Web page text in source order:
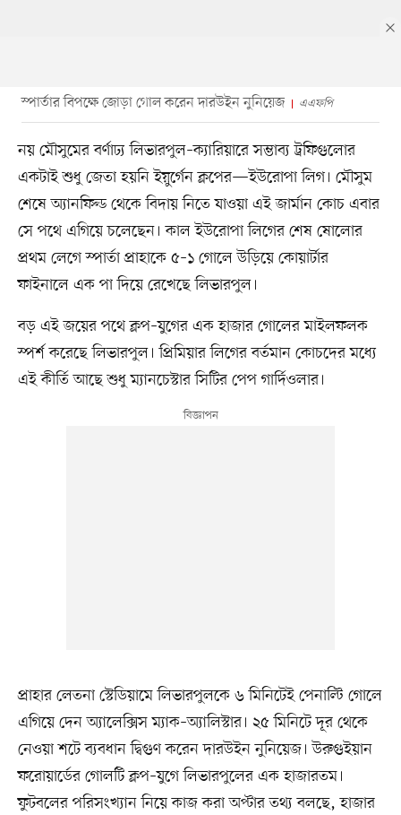
স্পার্তার বিপক্ষে জোড়া গোল করেন দারউইন নুনিয়েজ এএফপি
নয় মৌসুমের বর্ণাঢ্য লিভারপুল–ক্যারিয়ারে সম্ভাব্য ট্রফিগুলোর
একটাই শুধু জেতা হয়নি ইয়ুর্গেন ক্লপের—ইউরোপা লিগ। মৌসুম
শেষে অ্যানফিল্ড থেকে বিদায় নিতে যাওয়া এই জার্মান কোচ এবার
সে পথে এগিয়ে চলেছেন। কাল ইউরোপা লিগের শেষ ষোলোর
প্রথম লেগে স্পার্তা প্রাহাকে ৫–১ গোলে উড়িয়ে কোয়ার্টার
ফাইনালে এক পা দিয়ে রেখেছে লিভারপুল।
বড় এই জয়ের পথে ক্লপ–যুগের এক হাজার গোলের মাইলফলক
স্পর্শ করেছে লিভারপুল। প্রিমিয়ার লিগের বর্তমান কোচদের মধ্যে
এই কীর্তি আছে শুধু ম্যানচেস্টার সিটির পেপ গার্দিওলার।
প্রাহার লেতনা স্টেডিয়ামে লিভারপুলকে ৬ মিনিটেই পেনাল্টি গোলে
এগিয়ে দেন অ্যালেক্সিস ম্যাক–অ্যালিস্টার। ২৫ মিনিটে দূর থেকে
নেওয়া শটে ব্যবধান দ্বিগুণ করেন দারউইন নুনিয়েজ। উরুগুইয়ান
ফরোয়ার্ডের গোলটি ক্লপ–যুগে লিভারপুলের এক হাজারতম।
ফুটবলের পরিসংখ্যান নিয়ে কাজ করা অপ্টার তথ্য বলছে, হাজার